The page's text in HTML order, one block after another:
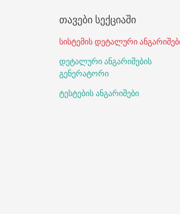
თავები სექციაში
სისტემის დეტალური
დეტალური ანგარიშების
გენერატორი
ტესტების ანგარიშები